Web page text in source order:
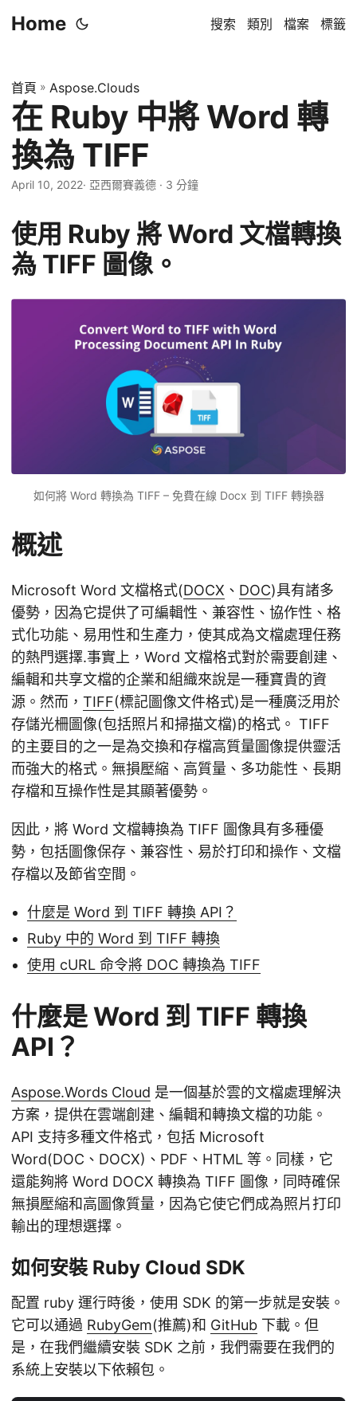
Home 搜索 類別 檔案 標籤
首頁 » Aspose.Clouds
在 Ruby 中將 Word 轉
換為 TIFF
April 10, 2022· 亞西爾賽義德 · 3 分鐘
使用 Ruby 將 Word 文檔轉換
為 TIFF 圖像。
如何將 Word 轉換為 TIFF – 免費在線 Docx 到 TIFF 轉換器
概述
Microsoft Word 文檔格式(DOCX 、 DOC)具有諸多
優勢，因為它提供了可編輯性、兼容性、協作性、格
式化功能、易用性和生產力，使其成為文檔處理任務
的熱門選擇.事實上，Word 文檔格式對於需要創建、
編輯和共享文檔的企業和組織來說是一種寶貴的資
源。然而， TIFF(標記圖像文件格式)是一種廣泛用於
存儲光柵圖像(包括照片和掃描文檔)的格式。 TIFF
的主要目的之一是為交換和存檔高質量圖像提供靈活
而強大的格式。無損壓縮、高質量、多功能性、長期
存檔和互操作性是其顯著優勢。
因此，將 Word 文檔轉換為 TIFF 圖像具有多種優
勢，包括圖像保存、兼容性、易於打印和操作、文檔
存檔以及節省空間。
什麼是 Word 到 TIFF 轉換 API？
Ruby 中的 Word 到 TIFF 轉換
使用 cURL 命令將 DOC 轉換為 TIFF
什麼是 Word 到 TIFF 轉換
API？
Aspose.Words Cloud 是一個基於雲的文檔處理解決
方案，提供在雲端創建、編輯和轉換文檔的功能。
API 支持多種文件格式，包括 Microsoft
Word(DOC、DOCX)、PDF、HTML 等。同樣，它
還能夠將 Word DOCX 轉換為 TIFF 圖像，同時確保
無損壓縮和高圖像質量，因為它使它們成為照片打印
輸出的理想選擇。
如何安裝 Ruby Cloud SDK
配置 ruby 運行時後，使用 SDK 的第一步就是安裝。
它可以通過 RubyGem(推薦)和 GitHub 下載。但
是，在我們繼續安裝 SDK 之前，我們需要在我們的
系統上安裝以下依賴包。